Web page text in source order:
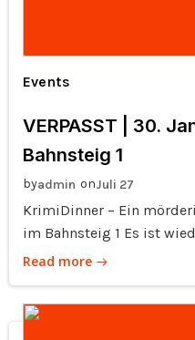
Events
VERPASST | 30.
Bahnsteig 1
byadmin onJuli 27
KrimiDinner – Ein
im Bahnsteig 1 Es ist
Read more